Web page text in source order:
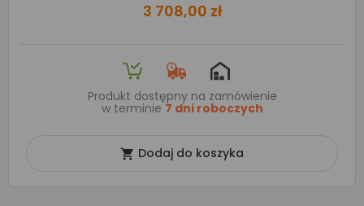
3 708,00 zł
Produkt dostępny na zamówienie
w terminie 7 dni roboczych
 Dodaj do koszyka